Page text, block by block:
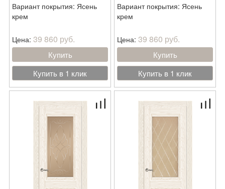
Вариант покрытия: Ясень
крем
Цена: 39 860 руб.
Купить
Купить в 1 клик
Вариант покрытия: Ясень
крем
Цена: 39 860 руб.
Купить
Купить в 1 клик